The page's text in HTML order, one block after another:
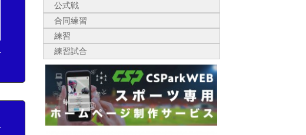
公式戦
合同練習
練習
練習試合